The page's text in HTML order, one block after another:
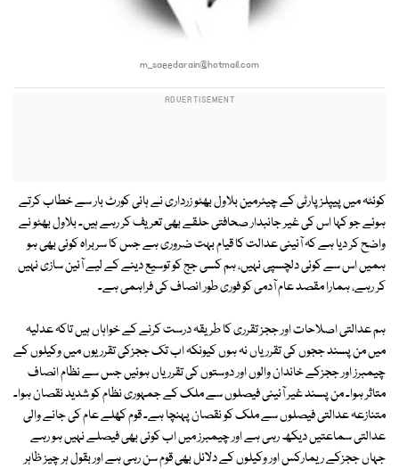
m_saeedarain@hotmail.com
کوئٹہ میں پیپلز پارٹی کے چیئرمین بلاول بھٹو زرداری نے ہائی کورٹ بار سے خطاب کرتے
ہوئے جو کہا اس کی غیر جانبدار صحافتی حلقے بھی تعریف کر رہے ہیں۔ بلاول بھٹو نے
واضح کر دیا ہے کہ آئینی عدالت کا قیام بہت ضروری ہے جس کا سربراہ کوئی بھی ہو
ہمیں اس سے کوئی دلچسپی نہیں، ہم کسی جج کو توسیع دینے کے لیے آئین سازی نہیں
کر رہے، ہمارا مقصد عام آدمی کو فوری طور انصاف کی فراہمی ہے۔
ہم عدالتی اصلاحات اور ججز تقرری کا طریقہ درست کرنے کے خواہاں ہیں تاکہ عدلیہ
میں من پسند ججوں کی تقرریاں نہ ہوں کیونکہ اب تک ججزکی تقرریوں میں وکیلوں کے
چیمبرز اور ججزکے خاندان والوں اور دوستوں کی تقرریاں ہوئیں جس سے نظام انصاف
متاثر ہوا۔ من پسند غیر آئینی فیصلوں سے ملک کے جمہوری نظام کو شدید نقصان ہوا۔
متنازعہ عدالتی فیصلوں سے ملک کو نقصان پہنچا ہے۔ قوم کھلے عام کی جانے والی
عدالتی سماعتیں دیکھ رہی ہے اور چیمبرز میں اب کوئی بھی فیصلے نہیں ہو رہے
جہاں ججزکے ریمارکس اور وکیلوں کے دلائل بھی قوم سن رہی ہے اور بقول ہر چیز ظاہر